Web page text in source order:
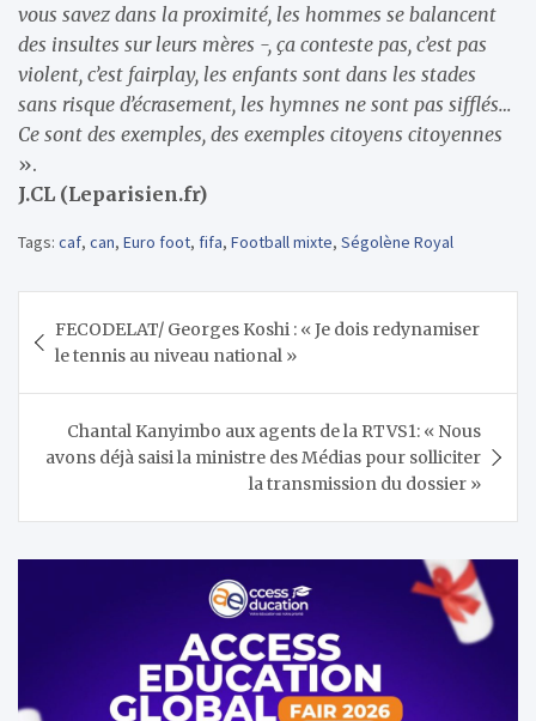
vous savez dans la proximité, les hommes se balancent
des insultes sur leurs mères -, ça conteste pas, c’est pas
violent, c’est fairplay, les enfants sont dans les stades
sans risque d’écrasement, les hymnes ne sont pas sifflés…
Ce sont des exemples, des exemples citoyens citoyennes
».
J.CL (Leparisien.fr)
Tags: caf, can, Euro foot, fifa, Football mixte, Ségolène Royal
de
l’article
FECODELAT/ Georges Koshi : « Je dois redynamiser
le tennis au niveau national »
Chantal Kanyimbo aux agents de la RTVS1: « Nous
avons déjà saisi la ministre des Médias pour solliciter
la transmission du dossier »